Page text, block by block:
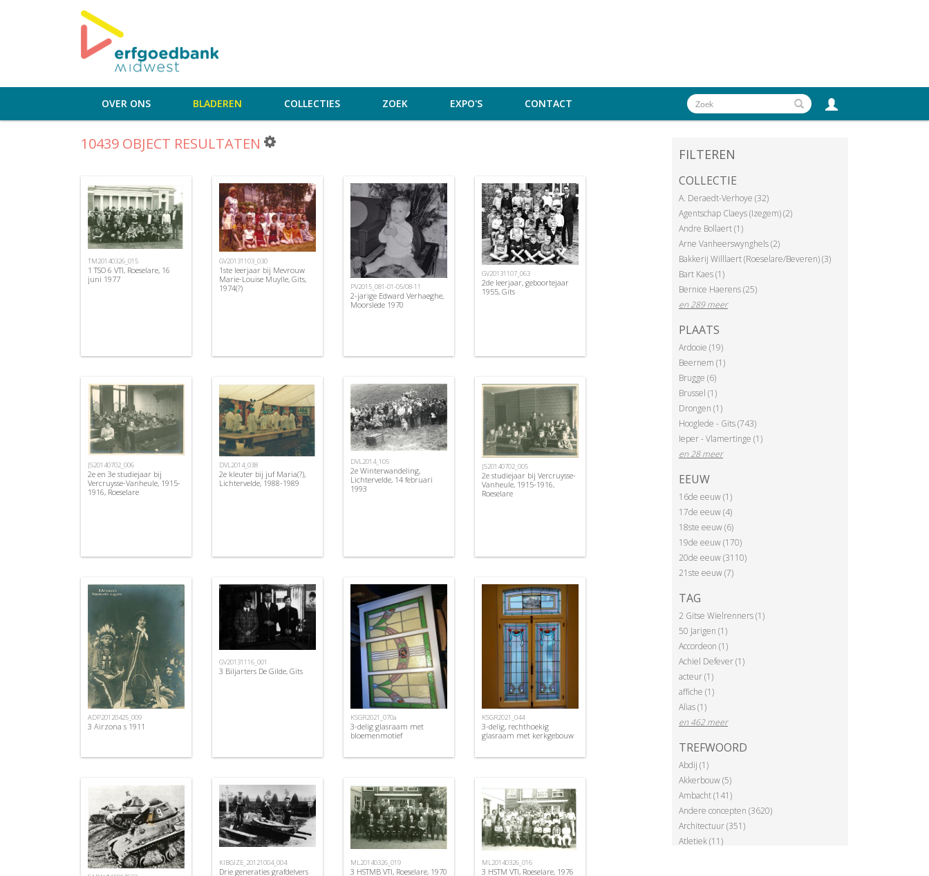
OVER ONS BLADEREN COLLECTIES ZOEK EXPO'S CONTACT
10439 OBJECT RESULTATEN
TM20140326_015
1 TSO 6 VTI, Roeselare, 16
juni 1977
GV20131103_030
1ste leerjaar bij Mevrouw
Marie-Louise Muylle, Gits,
1974(?)
PV2015_081-01-05/08-11
2-jarige Edward Verhaeghe,
Moorslede 1970
GV20131107_063
2de leerjaar, geboortejaar
1955, Gits
JS20140702_006
2e en 3e studiejaar bij
Vercruysse-Vanheule, 1915-
1916, Roeselare
DVL2014_038
2e kleuter bij juf Maria(?),
Lichtervelde, 1988-1989
DVL2014_105
2e Winterwandeling,
Lichtervelde, 14 februari
1993
JS20140702_005
2e studiejaar bij Vercruysse-
Vanheule, 1915-1916,
Roeselare
ADP20120425_009
3 Airzona s 1911
GV20131116_001
3 Biljarters De Gilde, Gits
KSGR2021_070a
3-delig glasraam met
bloemenmotief
KSGR2021_044
3-delig, rechthoekig
glasraam met kerkgebouw
KIBGIZE_20121004_004
Drie generaties grafdelvers
ML20140326_019
3 HSTMB VTI, Roeselare, 1970
ML20140326_016
3 HSTM VTI, Roeselare, 1976
FILTEREN
COLLECTIE
A. Deraedt-Verhoye (32)
Agentschap Claeys (Izegem) (2)
Andre Bollaert (1)
Arne Vanheerswynghels (2)
Bakkerij Willlaert (Roeselare/Beveren) (3)
Bart Kaes (1)
Bernice Haerens (25)
en 289 meer
PLAATS
Ardooie (19)
Beernem (1)
Brugge (6)
Brussel (1)
Drongen (1)
Hooglede - Gits (743)
Ieper - Vlamertinge (1)
en 28 meer
EEUW
16de eeuw (1)
17de eeuw (4)
18ste eeuw (6)
19de eeuw (170)
20de eeuw (3110)
21ste eeuw (7)
TAG
2 Gitse Wielrenners (1)
50 Jarigen (1)
Accordeon (1)
Achiel Defever (1)
acteur (1)
affiche (1)
Alias (1)
en 462 meer
TREFWOORD
Abdij (1)
Akkerbouw (5)
Ambacht (141)
Andere concepten (3620)
Architectuur (351)
Atletiek (11)